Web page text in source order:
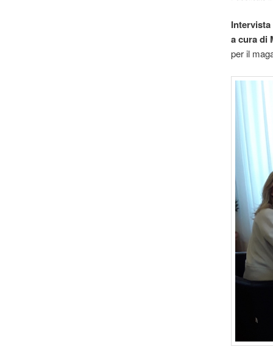
a cura di
per il